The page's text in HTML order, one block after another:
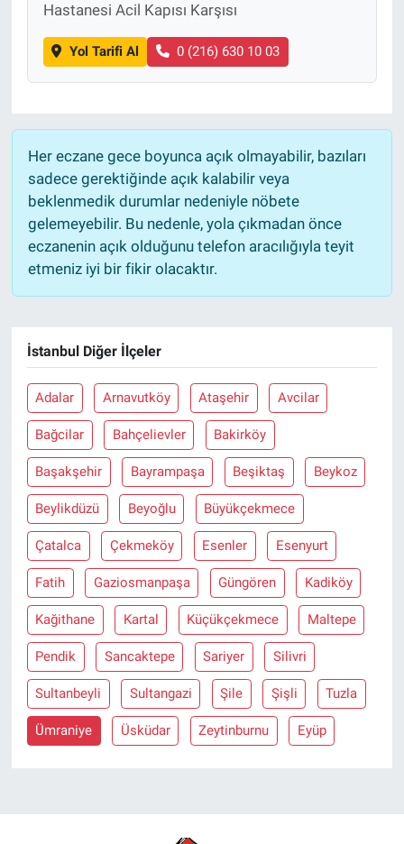
Hastanesi Acil Kapısı Karşısı
Yol Tarifi Al 0 (216) 630 10 03
Her eczane gece boyunca açık olmayabilir, bazıları
sadece gerektiğinde açık kalabilir veya
beklenmedik durumlar nedeniyle nöbete
gelemeyebilir. Bu nedenle, yola çıkmadan önce
eczanenin açık olduğunu telefon aracılığıyla teyit
etmeniz iyi bir fikir olacaktır.
İstanbul Diğer İlçeler
Adalar Arnavutköy Ataşehir Avcilar
Bağcilar Bahçelievler Bakirköy
Başakşehir Bayrampaşa Beşiktaş Beykoz
Beylikdüzü Beyoğlu Büyükçekmece
Çatalca Çekmeköy Esenler Esenyurt
Fatih Gaziosmanpaşa Güngören Kadiköy
Kağithane Kartal Küçükçekmece Maltepe
Pendik Sancaktepe Sariyer Silivri
Sultanbeyli Sultangazi Şile Şişli Tuzla
Ümraniye Üsküdar Zeytinburnu Eyüp